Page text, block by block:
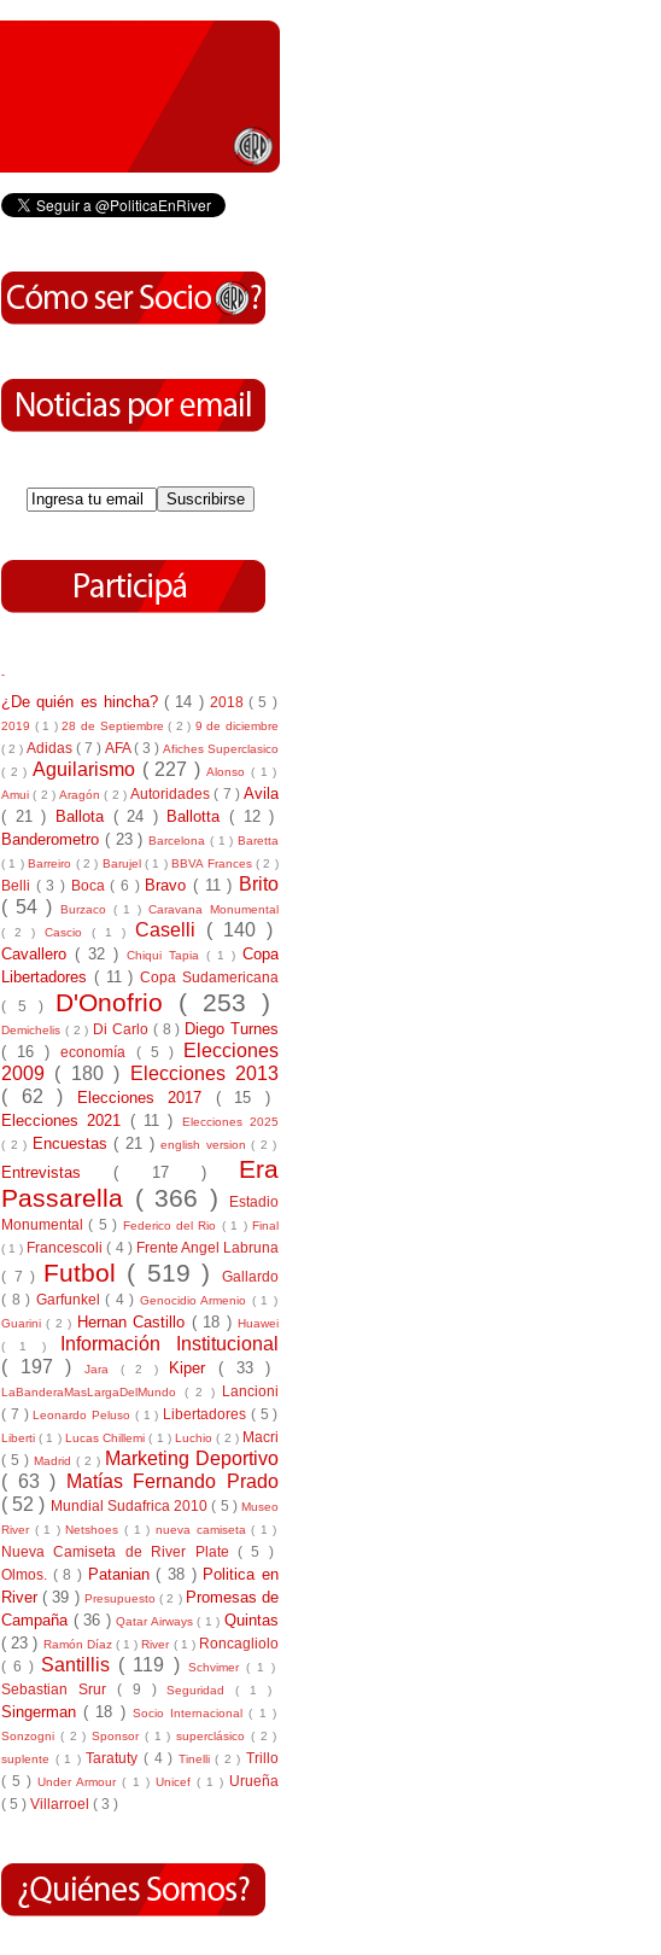
-
¿De quién es hincha?( 14 ) 2018( 5 )
2019 ( 1 )28 de Septiembre( 2 ) 9 de diciembre
( 2 ) Adidas ( 7 ) AFA( 3 ) Afiches Superclasico
( 2 ) Aguilarismo ( 227 )Alonso( 1 )
Amui( 2 ) Aragón( 2 ) Autoridades( 7 ) Avila
( 21 )
Ballota ( 24 ) Ballotta( 12 )
Banderometro ( 23 ) Barcelona ( 1 ) Baretta
( 1 )Barreiro ( 2 ) Barujel ( 1 )BBVA Frances ( 2 )
Belli ( 3 ) Boca( 6 ) Bravo( 11 ) Brito
( 54 )
Burzaco ( 1 )Caravana Monumental
( 2 ) Cascio ( 1 ) Caselli ( 140 )
Cavallero ( 32 ) Chiqui Tapia ( 1 ) Copa
Libertadores ( 11 )Copa Sudamericana
( 5 ) D'Onofrio ( 253 )
Demichelis ( 2 ) Di Carlo ( 8 ) Diego Turnes
( 16 )economía ( 5 )
Elecciones
2009 ( 180 )
Elecciones 2013
( 62 )
Elecciones 2017 ( 15 )
Elecciones 2021 ( 11 )
Elecciones 2025
( 2 )
Encuestas( 21 )english version( 2 )
Entrevistas( 17 ) Era
Passarella ( 366 )
Estadio
Monumental( 5 ) Federico del Rio ( 1 )Final
( 1 ) Francescoli( 4 ) Frente Angel Labruna
( 7 ) Futbol ( 519 )Gallardo
( 8 ) Garfunkel ( 4 ) Genocidio Armenio ( 1 )
Guarini( 2 ) Hernan Castillo ( 18 )Huawei
( 1 )
Información Institucional
( 197 )
Jara ( 2 ) Kiper( 33 )
LaBanderaMasLargaDelMundo ( 2 ) Lancioni
( 7 )Leonardo Peluso ( 1 ) Libertadores ( 5 )
Liberti( 1 ) Lucas Chillemi( 1 )Luchio( 2 ) Macri
( 5 ) Madrid ( 2 ) Marketing Deportivo
( 63 )
Matías Fernando Prado
( 52 ) Mundial Sudafrica 2010( 5 )Museo
River ( 1 )Netshoes( 1 ) nueva camiseta( 1 )
Nueva Camiseta de River Plate ( 5 )
Olmos. ( 8 ) Patanian( 38 ) Politica en
River( 39 ) Presupuesto( 2 ) Promesas de
Campaña ( 36 )Qatar Airways( 1 )Quintas
( 23 ) Ramón Díaz ( 1 )River ( 1 ) Roncagliolo
( 6 ) Santillis ( 119 ) Schvimer ( 1 )
Sebastian Srur ( 9 )Seguridad( 1 )
Singerman( 18 ) Socio Internacional( 1 )
Sonzogni ( 2 ) Sponsor ( 1 ) superclásico ( 2 )
suplente ( 1 ) Taratuty ( 4 ) Tinelli( 2 ) Trillo
( 5 )Under Armour( 1 ) Unicef ( 1 ) Urueña
( 5 ) Villarroel ( 3 )